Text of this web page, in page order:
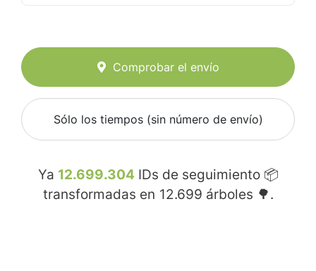
Comprobar el envío
Sólo los tiempos (sin número de envío)
Ya 12.699.304 IDs de seguimiento 📦
transformadas en 12.699 árboles 🌳.